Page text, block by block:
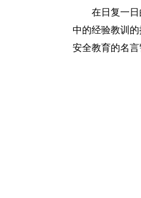
在日复一日的
中的经验教训
安全教育的名言